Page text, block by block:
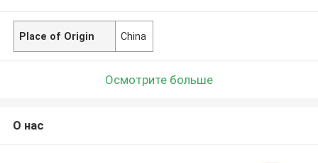
Place of Origin China
Осмотрите больше
О нас